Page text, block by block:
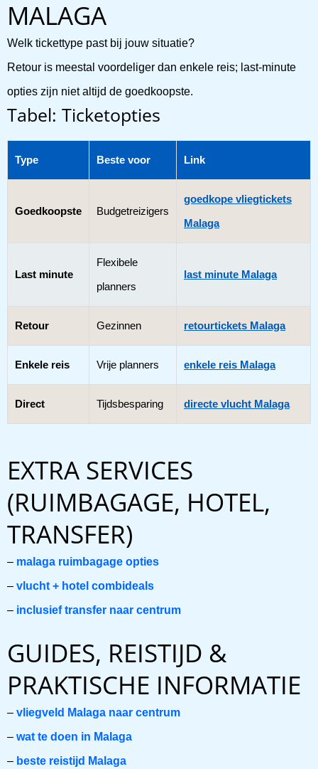
MALAGA
Welk tickettype past bij jouw situatie?
Retour is meestal voordeliger dan enkele reis; last-minute
opties zijn niet altijd de goedkoopste.
Tabel: Ticketopties
Type Beste voor Link
Goedkoopste Budgetreizigers
goedkope vliegtickets
Malaga
Last minute
Flexibele
planners
last minute Malaga
Retour Gezinnen retourtickets Malaga
Enkele reis Vrije planners enkele reis Malaga
Direct Tijdsbesparing directe vlucht Malaga
EXTRA SERVICES
(RUIMBAGAGE, HOTEL,
TRANSFER)
– malaga ruimbagage opties
– vlucht + hotel combideals
– inclusief transfer naar centrum
GUIDES, REISTIJD &
PRAKTISCHE INFORMATIE
– vliegveld Malaga naar centrum
– wat te doen in Malaga
– beste reistijd Malaga